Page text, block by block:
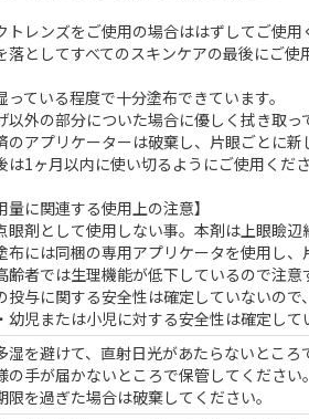
トレンズをご使用の場合ははずしてご使用
落としてすべてのスキンケアの最後にご使
ている程度で十分塗布できています。
外の部分についた場合に優しく拭き取っ
アプリケーターは破棄し、片眼ごとに新
1ヶ月以内に使い切るようにご使用くださ
量に関連する使用上の注意】
眼剤として使用しない事。本剤は上眼瞼
布には同梱の専用アプリケータを使用し
齢者では生理機能が低下しているので注意
投与に関する安全性は確定していないの
幼児または小児に対する安全性は確定して
湿を避けて、直射日光があたらないところ
の手が届かないところで保管してください。
限を過ぎた場合は破棄してください。